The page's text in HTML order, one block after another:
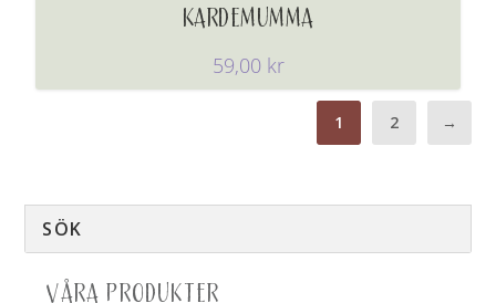
KARDEMUMMA
59,00 kr
1 2 →
VÅRA PRODUKTER